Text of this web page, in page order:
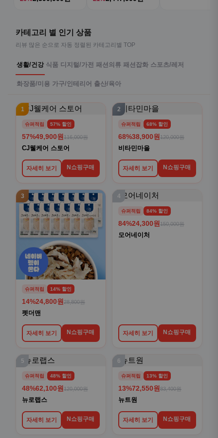
카테고리 별 인기 상품
리뷰 많은 순으로 자동 정렬된 카테고리별 TOP
생활/건강 식품 디지털/가전 패션의류 패션잡화 스포츠/레저
화장품/미용 가구/인테리어 출산/육아
1
슈퍼적립 57% 할인
57%49,900원 116,000원
CJ웰케어 스토어
자세히 보기 N쇼핑구매
2
슈퍼적립 68% 할인
68%38,900원 120,000원
비타민마을
자세히 보기 N쇼핑구매
3
슈퍼적립 14% 할인
14%24,800원 28,800원
펫더맨
자세히 보기 N쇼핑구매
4
슈퍼적립 84% 할인
84%24,300원 150,000원
모어네이처
자세히 보기 N쇼핑구매
5
슈퍼적립 48% 할인
48%62,100원 120,000원
뉴로랩스
자세히 보기 N쇼핑구매
6
슈퍼적립 13% 할인
13%72,550원 83,400원
뉴트원
자세히 보기 N쇼핑구매